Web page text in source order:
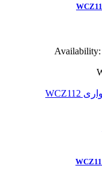
Availability: